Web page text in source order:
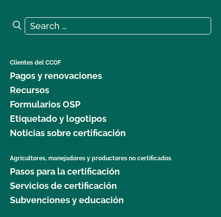
Search for:
Search
Clientes del CCOF
Pagos y renovaciones
Recursos
Formularios OSP
Etiquetado y logotipos
Noticias sobre certificación
Agricultores, manejadores y productores no certificados
Pasos para la certificación
Servicios de certificación
Subvenciones y educación